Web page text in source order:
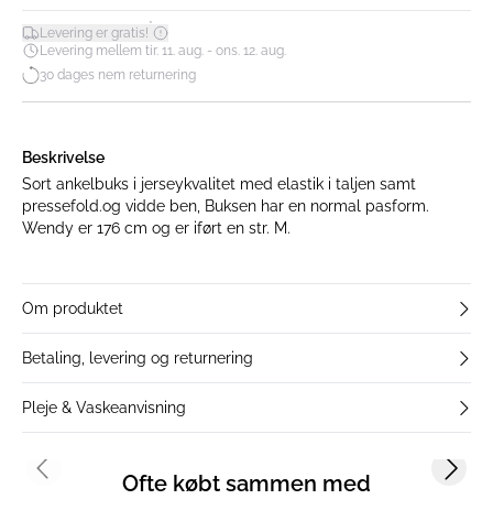
Levering er gratis!*
Levering mellem tir. 11. aug. - ons. 12. aug.
30 dages nem returnering
Beskrivelse
Sort ankelbuks i jerseykvalitet med elastik i taljen samt
pressefold.og vidde ben, Buksen har en normal pasform.
Wendy er 176 cm og er iført en str. M.
Om produktet
Betaling, levering og returnering
Pleje & Vaskeanvisning
Ofte købt sammen med
Previous slide Next